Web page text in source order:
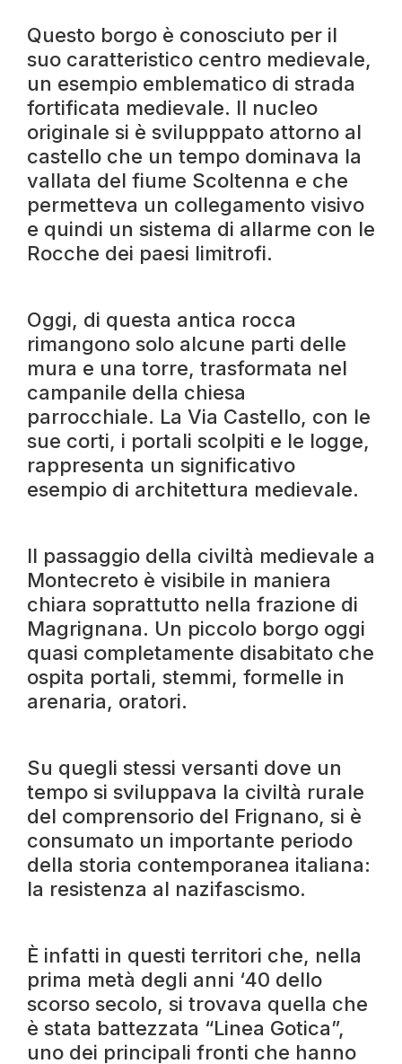
Questo borgo è conosciuto per il
suo caratteristico centro medievale,
un esempio emblematico di strada
fortificata medievale. Il nucleo
originale si è svilupppato attorno al
castello che un tempo dominava la
vallata del fiume Scoltenna e che
permetteva un collegamento visivo
e quindi un sistema di allarme con le
Rocche dei paesi limitrofi.
Oggi, di questa antica rocca
rimangono solo alcune parti delle
mura e una torre, trasformata nel
campanile della chiesa
parrocchiale. La Via Castello, con le
sue corti, i portali scolpiti e le logge,
rappresenta un significativo
esempio di architettura medievale.
Il passaggio della civiltà medievale a
Montecreto è visibile in maniera
chiara soprattutto nella frazione di
Magrignana. Un piccolo borgo oggi
quasi completamente disabitato che
ospita portali, stemmi, formelle in
arenaria, oratori.
Su quegli stessi versanti dove un
tempo si sviluppava la civiltà rurale
del comprensorio del Frignano, si è
consumato un importante periodo
della storia contemporanea italiana:
la resistenza al nazifascismo.
È infatti in questi territori che, nella
prima metà degli anni ‘40 dello
scorso secolo, si trovava quella che
è stata battezzata “Linea Gotica”,
uno dei principali fronti che hanno